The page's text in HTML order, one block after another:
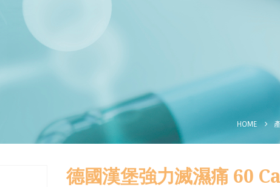
HOME
德國漢堡強力滅濕痛 60